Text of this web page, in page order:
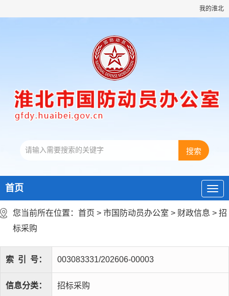
我的淮北
首页
您当前所在位置： 首页 > 市国防动员办公室 > 财政信息 > 招
标采购
索 引 号： 003083331/202606-00003
信息分类： 招标采购